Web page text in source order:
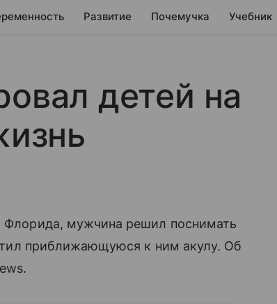
Развитие Почемучка Учебник
детей на
мужчина решил поснимать
приближающуюся к ним акулу. Об